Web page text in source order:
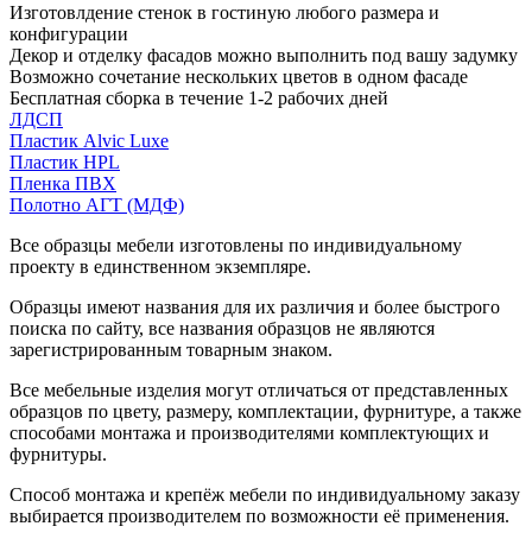
Изготовлдение стенок в гостиную любого размера и
конфигурации
Декор и отделку фасадов можно выполнить под вашу задумку
Возможно сочетание нескольких цветов в одном фасаде
Бесплатная сборка в течение 1-2 рабочих дней
ЛДСП
Пластик Alvic Luxe
Пластик HPL
Пленка ПВХ
Полотно АГТ (МДФ)
Все образцы мебели изготовлены по индивидуальному
проекту в единственном экземпляре.
Образцы имеют названия для их различия и более быстрого
поиска по сайту, все названия образцов не являются
зарегистрированным товарным знаком.
Все мебельные изделия могут отличаться от представленных
образцов по цвету, размеру, комплектации, фурнитуре, а также
способами монтажа и производителями комплектующих и
фурнитуры.
Способ монтажа и крепёж мебели по индивидуальному заказу
выбирается производителем по возможности её применения.